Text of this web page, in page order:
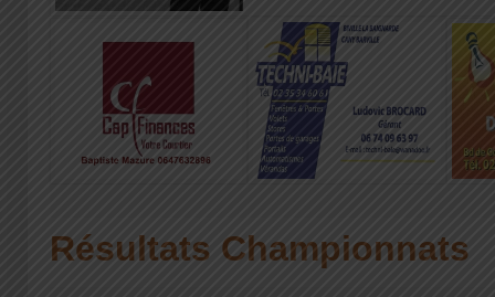
Résultats Championnats